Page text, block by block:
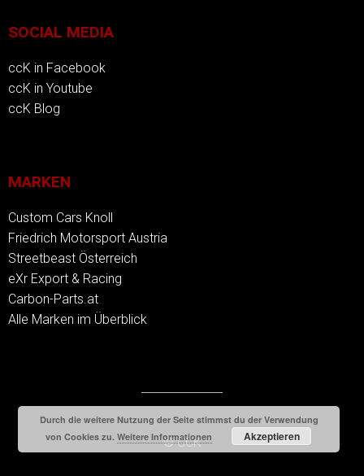
SOCIAL MEDIA
ccK in Facebook
ccK in Youtube
ccK Blog
MARKEN
Custom Cars Knoll
Friedrich Motorsport Austria
Streetbeast Österreich
eXr Export & Racing
Carbon-Parts.at
Alle Marken im Überblick
© CCK
Durch die weitere Nutzung der Seite stimmst du der Verwendung
von Cookies zu.Weitere Informationen Akzeptieren